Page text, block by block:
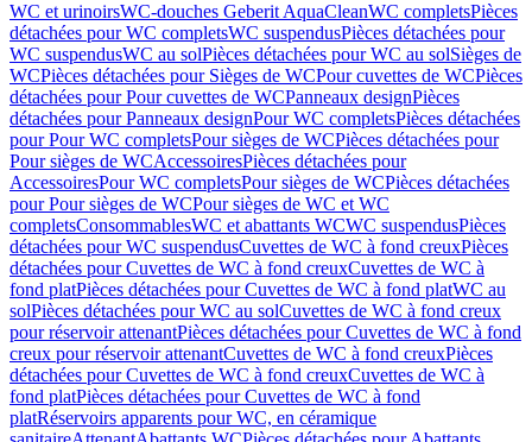
WC et urinoirsWC-douches Geberit AquaCleanWC completsPièces
détachées pour WC completsWC suspendusPièces détachées pour
WC suspendusWC au solPièces détachées pour WC au solSièges de
WCPièces détachées pour Sièges de WCPour cuvettes de WCPièces
détachées pour Pour cuvettes de WCPanneaux designPièces
détachées pour Panneaux designPour WC completsPièces détachées
pour Pour WC completsPour sièges de WCPièces détachées pour
Pour sièges de WCAccessoiresPièces détachées pour
AccessoiresPour WC completsPour sièges de WCPièces détachées
pour Pour sièges de WCPour sièges de WC et WC
completsConsommablesWC et abattants WCWC suspendusPièces
détachées pour WC suspendusCuvettes de WC à fond creuxPièces
détachées pour Cuvettes de WC à fond creuxCuvettes de WC à
fond platPièces détachées pour Cuvettes de WC à fond platWC au
solPièces détachées pour WC au solCuvettes de WC à fond creux
pour réservoir attenantPièces détachées pour Cuvettes de WC à fond
creux pour réservoir attenantCuvettes de WC à fond creuxPièces
détachées pour Cuvettes de WC à fond creuxCuvettes de WC à
fond platPièces détachées pour Cuvettes de WC à fond
platRéservoirs apparents pour WC, en céramique